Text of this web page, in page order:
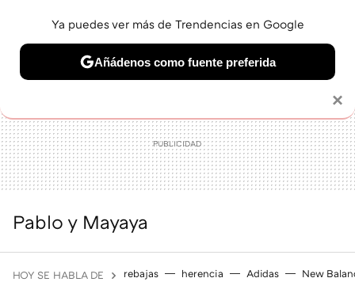
BELLEZA SHOPPING VIAJES GASTRO SNEAKERS
Pablo y Mayaya
HOY SE HABLA DE rebajas herencia Adidas New
×
Ya puedes ver más de Trendencias en Google
Añádenos como fuente preferida